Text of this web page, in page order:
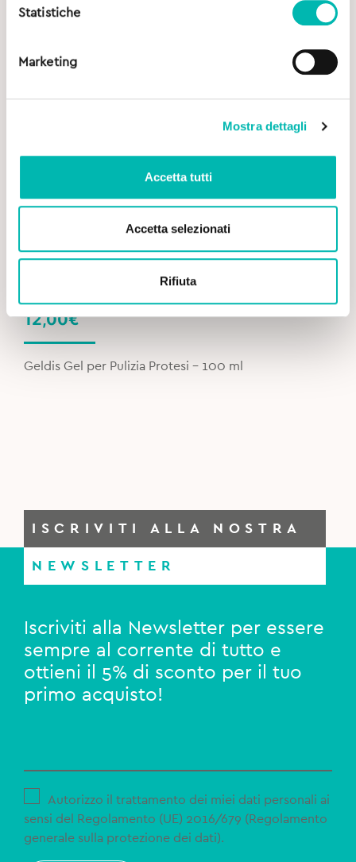
Statistiche
Marketing
Mostra dettagli
Accetta tutti
Accetta selezionati
Rifiuta
12,00€
Geldis Gel per Pulizia Protesi – 100 ml
ISCRIVITI ALLA NOSTRA
NEWSLETTER
Iscriviti alla Newsletter per essere
sempre al corrente di tutto e
ottieni il 5% di sconto per il tuo
primo acquisto!
Autorizzo il trattamento dei miei dati personali ai
sensi del Regolamento (UE) 2016/679 (Regolamento
generale sulla protezione dei dati).